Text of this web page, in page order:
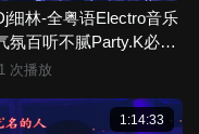
的信息，若您发现有相
投诉 ，一旦核实，平台
合法拥有者，如有侵
细林-全粤语Electro音乐
氛百听不腻Party.K必备
串烧
次播放
1:14:33